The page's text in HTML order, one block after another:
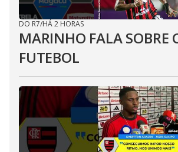
DO R7/HÁ 2 HORAS
MARINHO FALA SOBRE
FUTEBOL